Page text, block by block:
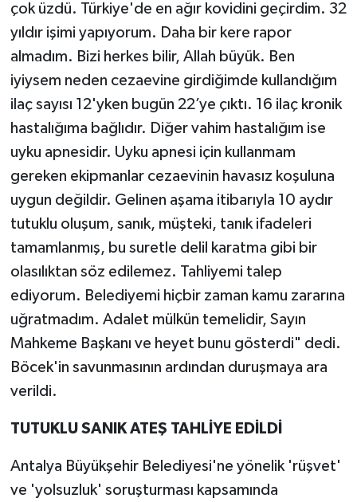
çok üzdü. Türkiye'de en ağır kovidini geçirdim. 32
yıldır işimi yapıyorum. Daha bir kere rapor
almadım. Bizi herkes bilir, Allah büyük. Ben
iyiysem neden cezaevine girdiğimde kullandığım
ilaç sayısı 12'yken bugün 22’ye çıktı. 16 ilaç kronik
hastalığıma bağlıdır. Diğer vahim hastalığım ise
uyku apnesidir. Uyku apnesi için kullanmam
gereken ekipmanlar cezaevinin havasız koşuluna
uygun değildir. Gelinen aşama itibarıyla 10 aydır
tutuklu oluşum, sanık, müşteki, tanık ifadeleri
tamamlanmış, bu suretle delil karatma gibi bir
olasılıktan söz edilemez. Tahliyemi talep
ediyorum. Belediyemi hiçbir zaman kamu zararına
uğratmadım. Adalet mülkün temelidir, Sayın
Mahkeme Başkanı ve heyet bunu gösterdi" dedi.
Böcek'in savunmasının ardından duruşmaya ara
verildi.
TUTUKLU SANIK ATEŞ TAHLİYE EDİLDİ
Antalya Büyükşehir Belediyesi'ne yönelik 'rüşvet'
ve 'yolsuzluk' soruşturması kapsamında